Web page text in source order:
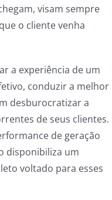
visam sempre
o cliente venha
a experiência de um
conduzir a melhor
desburocratizar a
de seus clientes.
de geração
disponibiliza um
voltado para esses